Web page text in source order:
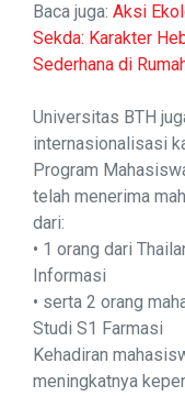
Baca juga: Aksi
Sekda: Karakter
Sederhana di
Universitas BTH
internasionalisasi
Program
telah menerima
dari:
• 1 orang dari
Informasi
• serta 2 orang
Studi S1 Farmasi
Kehadiran
meningkatnya